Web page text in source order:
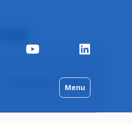
Toggle
navigation
Menu
Horários